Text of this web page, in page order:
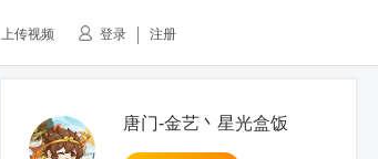
登录 注册
上传视频
唐门-金艺丶星光盒饭